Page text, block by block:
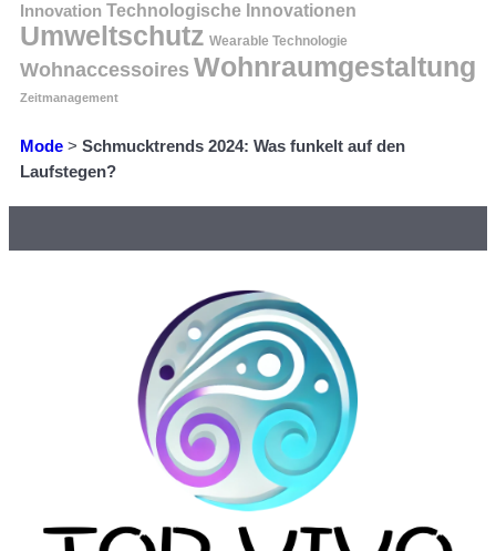
Innovation Technologische Innovationen
Umweltschutz Wearable Technologie
Wohnaccessoires Wohnraumgestaltung
Zeitmanagement
Mode > Schmucktrends 2024: Was funkelt auf den
Laufstegen?